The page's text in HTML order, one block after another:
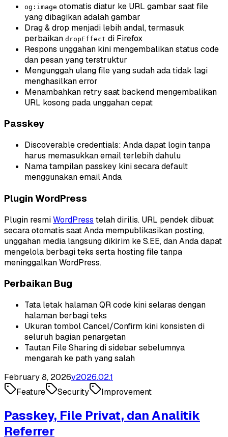
og:image otomatis diatur ke URL gambar saat file
yang dibagikan adalah gambar
Drag & drop menjadi lebih andal, termasuk
perbaikan dropEffect di Firefox
Respons unggahan kini mengembalikan status code
dan pesan yang terstruktur
Mengunggah ulang file yang sudah ada tidak lagi
menghasilkan error
Menambahkan retry saat backend mengembalikan
URL kosong pada unggahan cepat
Passkey
Discoverable credentials: Anda dapat login tanpa
harus memasukkan email terlebih dahulu
Nama tampilan passkey kini secara default
menggunakan email Anda
Plugin WordPress
Plugin resmiWordPress telah dirilis. URL pendek dibuat
secara otomatis saat Anda mempublikasikan posting,
unggahan media langsung dikirim ke S.EE, dan Anda dapat
mengelola berbagi teks serta hosting file tanpa
meninggalkan WordPress.
Perbaikan Bug
Tata letak halaman QR code kini selaras dengan
halaman berbagi teks
Ukuran tombol Cancel/Confirm kini konsisten di
seluruh bagian penargetan
Tautan File Sharing di sidebar sebelumnya
mengarah ke path yang salah
February 8, 2026v2026.02.1
Feature
Security Improvement
Passkey, File Privat, dan Analitik
Referrer